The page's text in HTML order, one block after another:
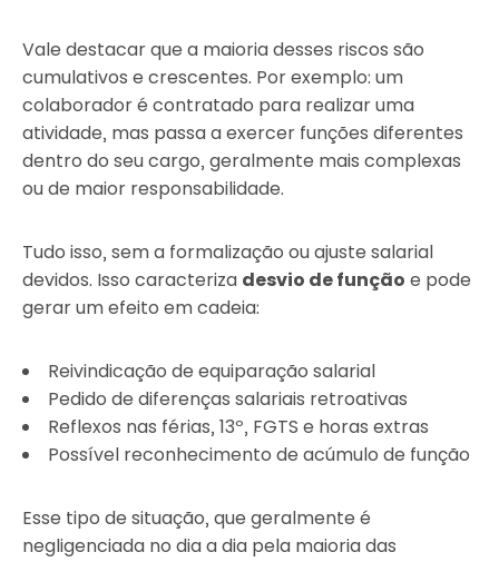
Vale destacar que a maioria desses riscos são
cumulativos e crescentes. Por exemplo: um
colaborador é contratado para realizar uma
atividade, mas passa a exercer funções diferentes
dentro do seu cargo, geralmente mais complexas
ou de maior responsabilidade.
Tudo isso, sem a formalização ou ajuste salarial
devidos. Isso caracteriza desvio de função e pode
gerar um efeito em cadeia:
Reivindicação de equiparação salarial
Pedido de diferenças salariais retroativas
Reflexos nas férias, 13º, FGTS e horas extras
Possível reconhecimento de acúmulo de função
Esse tipo de situação, que geralmente é
negligenciada no dia a dia pela maioria das